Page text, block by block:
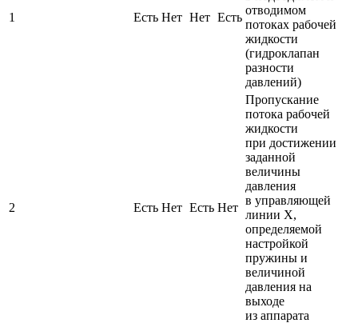
1 Есть Нет Нет Есть
отводимом
потоках рабочей
жидкости
(гидроклапан
разности
давлений)
2 Есть Нет Есть Нет
Пропускание
потока рабочей
жидкости
при достижении
заданной
величины
давления
в управляющей
линии Х,
определяемой
настройкой
пружины и
величиной
давления на
выходе
из аппарата